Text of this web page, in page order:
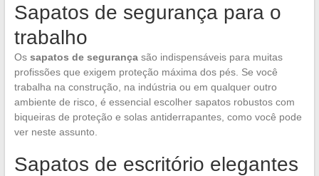
Sapatos de segurança para o
trabalho
Os sapatos de segurançasão indispensáveis para muitas
profissões que exigem proteção máxima dos pés. Se você
trabalha na construção, na indústria ou em qualquer outro
ambiente de risco, é essencial escolher sapatos robustos com
biqueiras de proteção e solas antiderrapantes, como você pode
ver neste assunto.
Sapatos de escritório elegantes